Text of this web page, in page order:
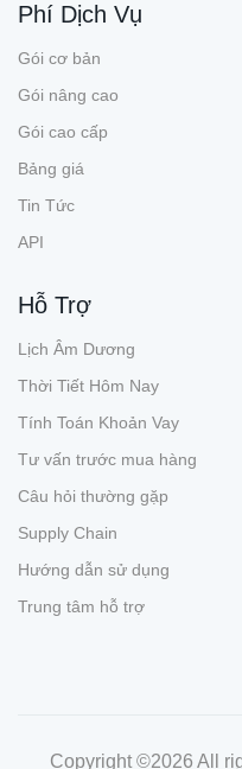
Phí Dịch Vụ
Gói cơ bản
Gói nâng cao
Gói cao cấp
Bảng giá
Tin Tức
API
Hỗ Trợ
Lịch Âm Dương
Thời Tiết Hôm Nay
Tính Toán Khoản Vay
Tư vấn trước mua hàng
Câu hỏi thường gặp
Supply Chain
Hướng dẫn sử dụng
Trung tâm hỗ trợ
Copyright ©2026 All